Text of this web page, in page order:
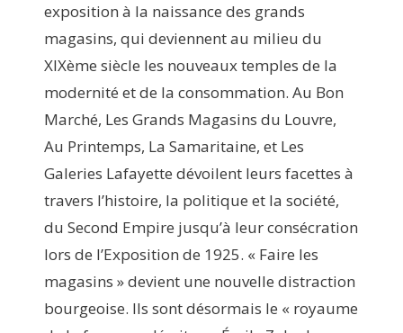
exposition à la naissance des grands
magasins, qui deviennent au milieu du
XIXème siècle les nouveaux temples de la
modernité et de la consommation. Au Bon
Marché, Les Grands Magasins du Louvre,
Au Printemps, La Samaritaine, et Les
Galeries Lafayette dévoilent leurs facettes à
travers l’histoire, la politique et la société,
du Second Empire jusqu’à leur consécration
lors de l’Exposition de 1925. « Faire les
magasins » devient une nouvelle distraction
bourgeoise. Ils sont désormais le « royaume